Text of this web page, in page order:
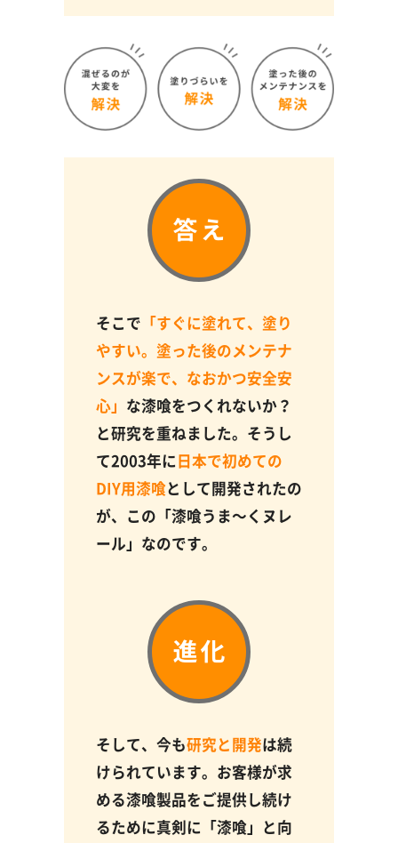
そこで 「すぐに塗れて、塗り
やすい。塗った後のメンテナ
ンスが楽で、なおかつ安全安
心」 な漆喰をつくれないか？
と研究を重ねました。そうし
て2003年に日本で初めての
DIY用漆喰として開発されたの
が、この「漆喰うま～くヌレ
ール」なのです。
そして、今も研究と開発は続
けられています。お客様が求
める漆喰製品をご提供し続け
るために真剣に「漆喰」と向